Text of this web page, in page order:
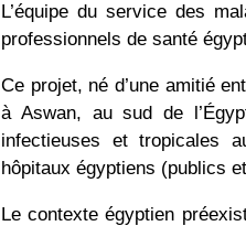
L’équipe du service des
professionnels de santé
Ce projet, né d’une amitié
à Aswan, au sud de
infectieuses et tropicales
hôpitaux égyptiens (publics
Le contexte égyptien